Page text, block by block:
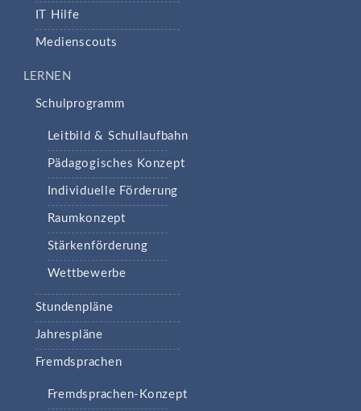
IT Hilfe
Medienscouts
LERNEN
Schulprogramm
Leitbild & Schullaufbahn
Pädagogisches Konzept
Individuelle Förderung
Raumkonzept
Stärkenförderung
Wettbewerbe
Stundenpläne
Jahrespläne
Fremdsprachen
Fremdsprachen-Konzept